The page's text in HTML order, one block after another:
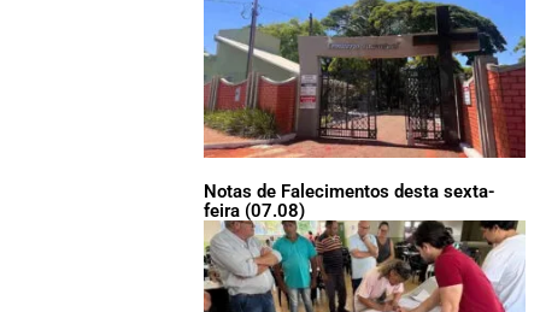
Notas de Falecimentos desta sexta-
feira (07.08)